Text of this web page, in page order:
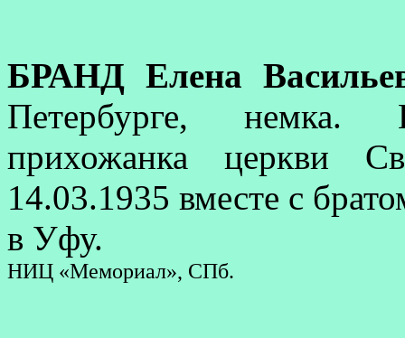
БРАНД Елена
Петербурге, немка.
прихожанка церкви
14.03.1935 вместе с
в Уфу.
НИЦ «Мемориал», СПб.